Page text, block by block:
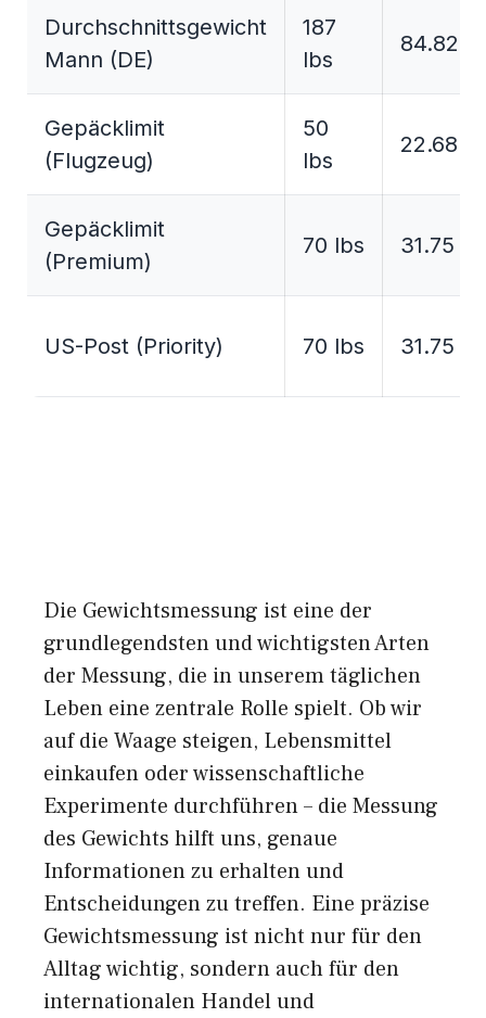
Durchschnittsgewicht
Mann (DE)
187
lbs
84.82
Gepäcklimit
(Flugzeug)
50
lbs
22.68
Gepäcklimit
(Premium)
70 lbs 31.75 kg
US-Post (Priority) 70 lbs 31.75 kg
Die Gewichtsmessung ist eine der
grundlegendsten und wichtigsten Arten
der Messung, die in unserem täglichen
Leben eine zentrale Rolle spielt. Ob wir
auf die Waage steigen, Lebensmittel
einkaufen oder wissenschaftliche
Experimente durchführen – die Messung
des Gewichts hilft uns, genaue
Informationen zu erhalten und
Entscheidungen zu treffen. Eine präzise
Gewichtsmessung ist nicht nur für den
Alltag wichtig, sondern auch für den
internationalen Handel und